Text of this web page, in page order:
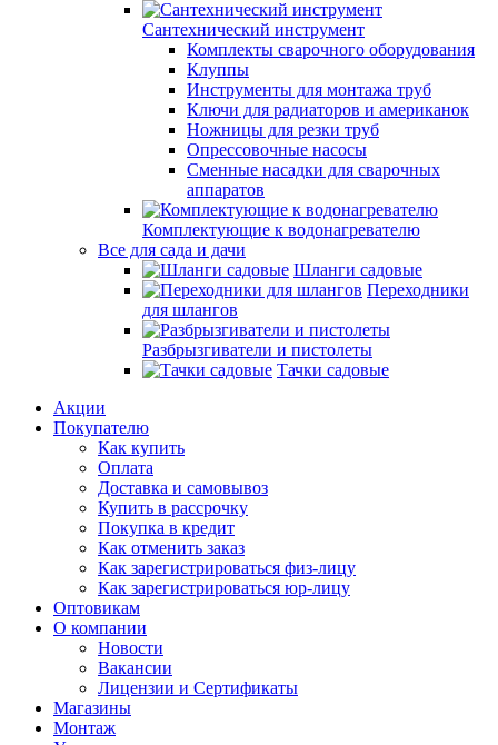
Сантехнический инструмент
Комплекты сварочного оборудования
Клуппы
Инструменты для монтажа труб
Ключи для радиаторов и американок
Ножницы для резки труб
Опрессовочные насосы
Сменные насадки для сварочных
аппаратов
Комплектующие к водонагревателю
Все для сада и дачи
Шланги садовые
Переходники
для шлангов
Разбрызгиватели и пистолеты
Тачки садовые
Акции
Покупателю
Как купить
Оплата
Доставка и самовывоз
Купить в рассрочку
Покупка в кредит
Как отменить заказ
Как зарегистрироваться физ-лицу
Как зарегистрироваться юр-лицу
Оптовикам
О компании
Новости
Вакансии
Лицензии и Сертификаты
Магазины
Монтаж